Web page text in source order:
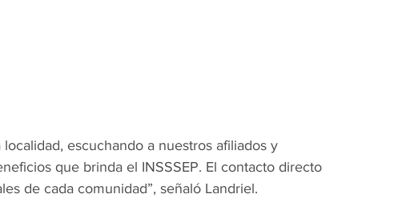
escuchando a nuestros afiliados y
que brinda el INSSSEP. El contacto directo
de cada comunidad”, señaló Landriel.